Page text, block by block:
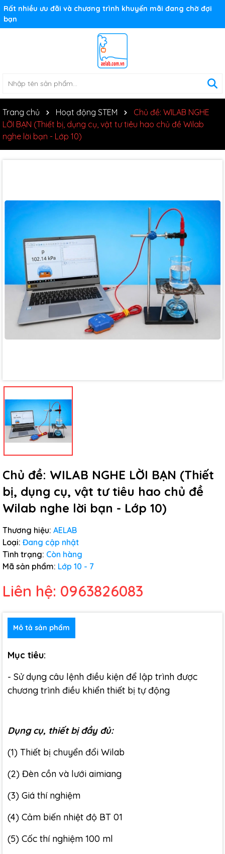
Rất nhiều ưu đãi và chương trình khuyến mãi đang chờ đợi
bạn
Trang chủ Hoạt động STEM
Chủ đề: WILAB NGHE
LỜI BẠN (Thiết bị, dụng cụ, vật tư tiêu hao chủ đề Wilab
nghe lời bạn - Lớp 10)
Chủ đề: WILAB NGHE LỜI BẠN (Thiết
bị, dụng cụ, vật tư tiêu hao chủ đề
Wilab nghe lời bạn - Lớp 10)
Thương hiệu: AELAB
Loại: Đang cập nhật
Tình trạng: Còn hàng
Mã sản phẩm: Lớp 10 - 7
Liên hệ: 0963826083
Mô tả sản phẩm
Mục tiêu:
- Sử dụng câu lệnh điều kiện để lập trình được
chương trình điều khiển thiết bị tự động
Dụng cụ, thiết bị đầy đủ:
(1) Thiết bị chuyển đổi Wilab
(2) Đèn cồn và lưới aimiang
(3) Giá thí nghiệm
(4) Cảm biến nhiệt độ BT 01
(5) Cốc thí nghiệm 100 ml